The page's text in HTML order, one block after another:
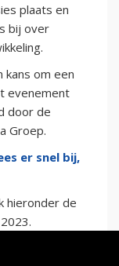
plaats en
bij over
kans om een
evenement
door de
Groep.
er snel bij,
hieronder de